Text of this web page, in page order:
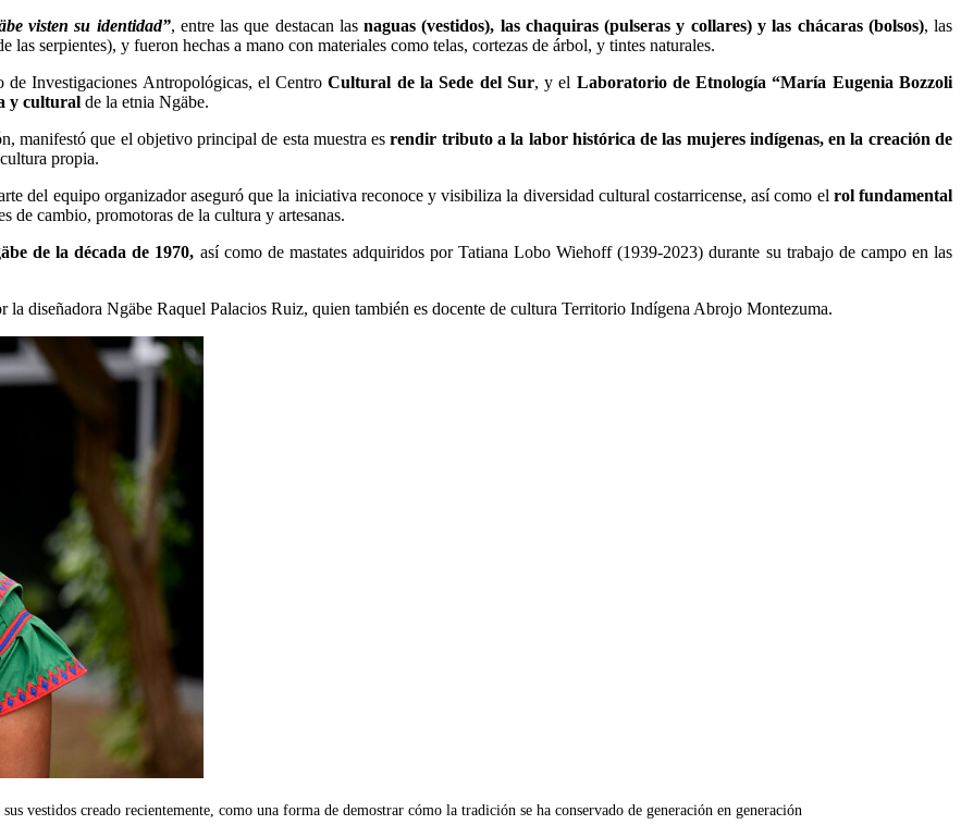
visten su identidad”, entre las que destacan lasnaguas (vestidos), las chaquiras (pulseras y collares) y las chácaras (bolsos), las
las serpientes), y fueron hechas a mano con materiales como telas, cortezas de árbol, y tintes naturales.
de Investigaciones Antropológicas, el CentroCultural de la Sede del Sur, y el Laboratorio de Etnología “María Eugenia Bozzoli
y cultural de la etnia Ngäbe.
manifestó que el objetivo principal de esta muestra esrendir tributo a la labor histórica de las mujeres indígenas, en la creación de
propia.
del equipo organizador aseguró que la iniciativa reconoce y visibiliza la diversidad cultural costarricense, así como el rol fundamental
de cambio, promotoras de la cultura y artesanas.
de la década de 1970, así como de mastates adquiridos por Tatiana Lobo Wiehoff (1939-2023) durante su trabajo de campo en las
la diseñadora Ngäbe Raquel Palacios Ruiz, quien también es docente de cultura Territorio Indígena Abrojo Montezuma.
vestidos creado recientemente, como una forma de demostrar cómo la tradición se ha conservado de generación en generación